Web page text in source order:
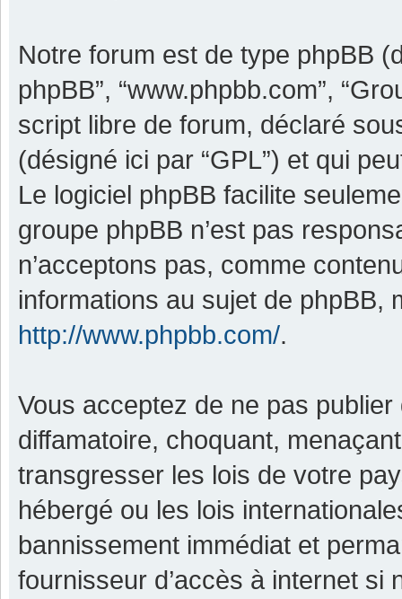
Notre forum est de type phpBB
phpBB”, “www.phpbb.com”,
script libre de forum, déclaré
(désigné ici par “GPL”) et qui
Le logiciel phpBB facilite
groupe phpBB n’est pas
n’acceptons pas, comme
informations au sujet de phpBB,
http://www.phpbb.com/.
Vous acceptez de ne pas
diffamatoire, choquant,
transgresser les lois de votre
hébergé ou les lois
bannissement immédiat et
fournisseur d’accès à internet si